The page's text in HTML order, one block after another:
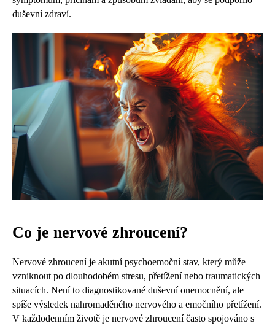
duševní zdraví.
Co je nervové zhroucení?
Nervové zhroucení je akutní psychoemoční stav, který může
vzniknout po dlouhodobém stresu, přetížení nebo traumatických
situacích. Není to diagnostikované duševní onemocnění, ale
spíše výsledek nahromaděného nervového a emočního přetížení.
V každodenním životě je nervové zhroucení často spojováno s